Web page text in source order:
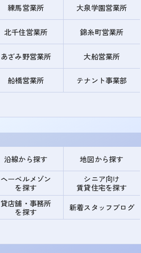
練馬営業所 大泉学園営業所
北千住営業所 錦糸町営業所
あざみ野営業所 大船営業所
船橋営業所 テナント事業部
沿線から探す 地図から探す
ヘーベルメゾン
を探す
シニア向け
賃貸住宅を探す
貸店舗・事務所
を探す
新着スタッフブログ